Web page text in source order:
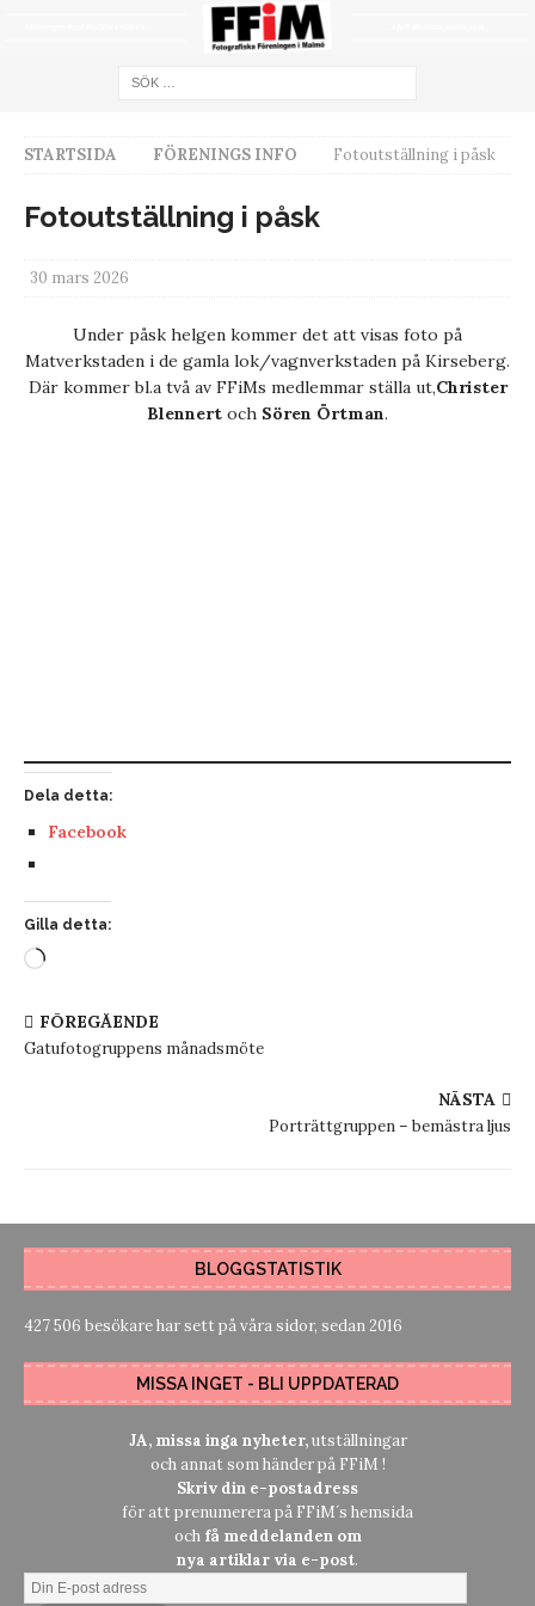
STARTSIDA FÖRENINGS INFO Fotoutställning i påsk
Fotoutställning i påsk
30 mars 2026
Under påsk helgen kommer det att visas foto på
Matverkstaden i de gamla lok/vagnverkstaden på Kirseberg.
Där kommer bl.a två av FFiMs medlemmar ställa ut,Christer
Blennert och Sören Örtman.
Dela detta:
Facebook
Gilla detta:
FÖREGÅENDE
Gatufotogruppens månadsmöte
NÄSTA
Porträttgruppen – bemästra ljus
BLOGGSTATISTIK
427 506 besökare har sett på våra sidor, sedan 2016
MISSA INGET - BLI UPPDATERAD
JA, missa inga nyheter,utställningar
och annat som händer på FFiM !
Skriv din e-postadress
för att prenumerera på FFiM´s hemsida
och få meddelanden om
nya artiklar via e-post.